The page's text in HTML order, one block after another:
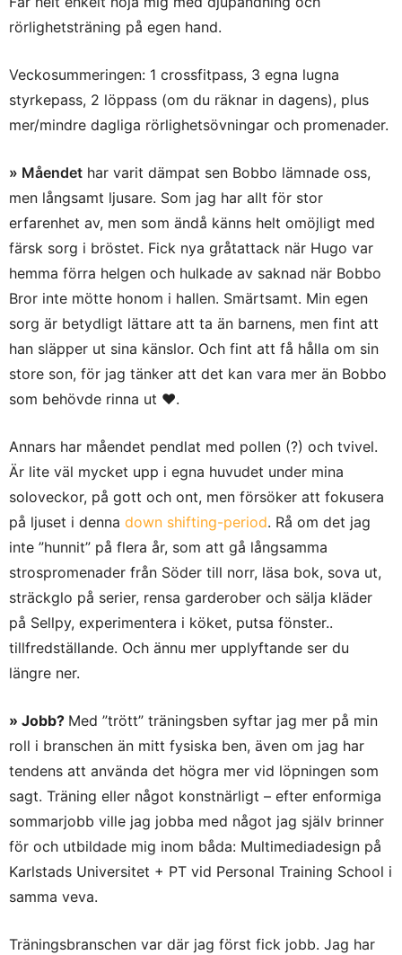
rörlighetsträning på egen hand.
Veckosummeringen: 1 crossfitpass, 3 egna lugna
styrkepass, 2 löppass (om du räknar in dagens), plus
mer/mindre dagliga rörlighetsövningar och promenader.
» Måendet har varit dämpat sen Bobbo lämnade oss,
men långsamt ljusare. Som jag har allt för stor
erfarenhet av, men som ändå känns helt omöjligt med
färsk sorg i bröstet. Fick nya gråtattack när Hugo var
hemma förra helgen och hulkade av saknad när Bobbo
Bror inte mötte honom i hallen. Smärtsamt. Min egen
sorg är betydligt lättare att ta än barnens, men fint att
han släpper ut sina känslor. Och fint att få hålla om sin
store son, för jag tänker att det kan vara mer än Bobbo
som behövde rinna ut ❤︎.
Annars har måendet pendlat med pollen (?) och tvivel.
Är lite väl mycket upp i egna huvudet under mina
soloveckor, på gott och ont, men försöker att fokusera
på ljuset i denna down shifting-period. Rå om det jag
inte ”hunnit” på flera år, som att gå långsamma
strospromenader från Söder till norr, läsa bok, sova ut,
sträckglo på serier, rensa garderober och sälja kläder
på Sellpy, experimentera i köket, putsa fönster..
tillfredställande. Och ännu mer upplyftande ser du
längre ner.
» Jobb? Med ”trött” träningsben syftar jag mer på min
roll i branschen än mitt fysiska ben, även om jag har
tendens att använda det högra mer vid löpningen som
sagt. Träning eller något konstnärligt – efter enformiga
sommarjobb ville jag jobba med något jag själv brinner
för och utbildade mig inom båda: Multimediadesign på
Karlstads Universitet + PT vid Personal Training School i
samma veva.
Träningsbranschen var där jag först fick jobb. Jag har